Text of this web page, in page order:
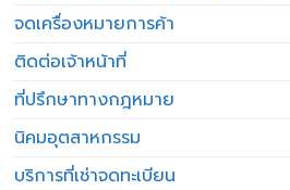
จดเครื่องหมายการค้า
ติดต่อเจ้าหน้าที่
ที่ปรึกษาทางกฎหมาย
นิคมอุตสาหกรรม
บริการที่เช่าจดทะเบียน